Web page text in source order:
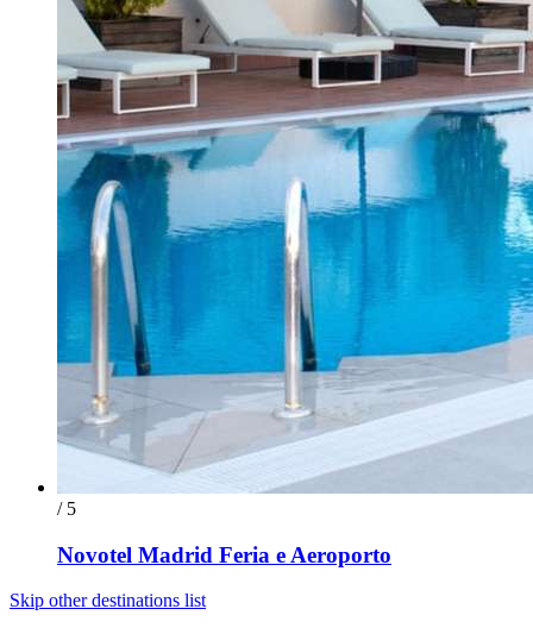
/ 5
Novotel Madrid Feria e Aeroporto
Skip other destinations list